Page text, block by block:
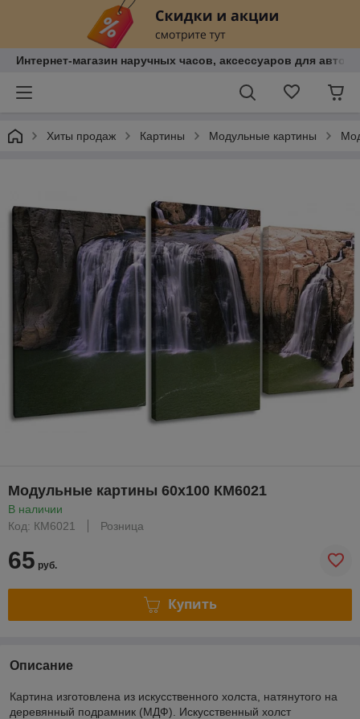
Интернет-магазин наручных часов, аксессуаров для авто,
Хиты продаж Картины Модульные картины
Модульные картины 60x100 КМ6021
В наличии
Код: КМ6021
Розница
65 руб.
Купить
Описание
Картина изготовлена из искусственного холста, натянутого на
деревянный подрамник (МДФ). Искусственный холст